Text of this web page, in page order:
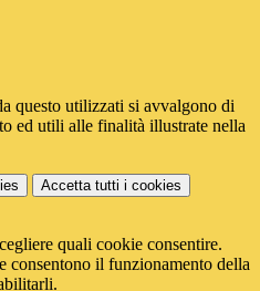
questo utilizzati si avvalgono di
ed utili alle finalità illustrate nella
Accetta tutti i cookies
quali cookie consentire.
consentono il funzionamento della